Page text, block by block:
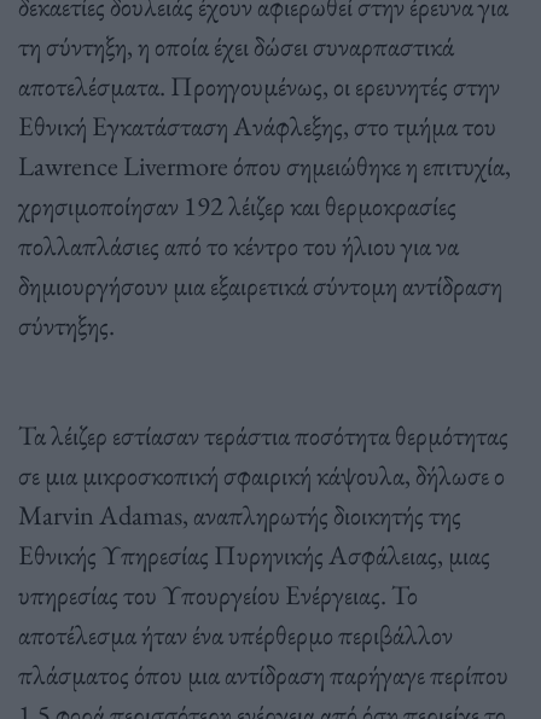
τη σύντηξη,η οποία έχει δώσει συναρπαστικά
αποτελέσματα. Προηγουμένως, οι ερευνητές στην
Εθνική Εγκατάσταση Ανάφλεξης, στο τμήμα του
Lawrence Livermore όπου σημειώθηκε η επιτυχία,
χρησιμοποίησαν 192λέιζερ και θερμοκρασίες
πολλαπλάσιες από το κέντρο του ήλιου για να
δημιουργήσουν μια εξαιρετικά σύντομη αντίδραση
σύντηξης.
Τα λέιζερ εστίασαν τεράστια ποσότητα θερμότητας
σε μια μικροσκοπική σφαιρική κάψουλα, δήλωσε ο
Marvin Adamas, αναπληρωτής διοικητής της
Εθνικής Υπηρεσίας Πυρηνικής Ασφάλειας, μιας
υπηρεσίας του Υπουργείου Ενέργειας. Το
αποτέλεσμα ήταν ένα υπέρθερμο περιβάλλον
πλάσματος όπου μια αντίδραση παρήγαγε περίπου